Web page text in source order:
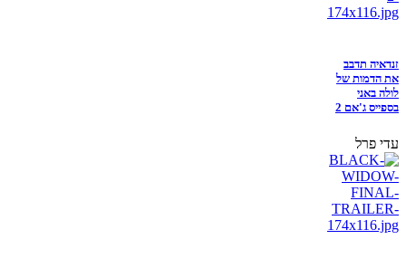
זנדאיה תדבב
את הדמות של
לולה באני
בספייס ג'אם 2
עדי פרל